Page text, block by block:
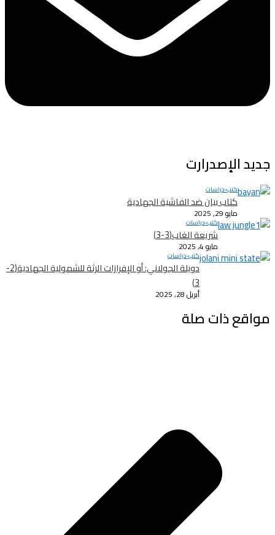
جديد الإصدرارت
كتب-دراسات
كتاب بيان ضد الفاشية الجهادية
مايو 29, 2025
كتب-دراسات
شريعة الغاب(3-3)
مايو 4, 2025
كتب-دراسات
دويلة الجولاني: أو الإفرازات الرثة للشمولية الجهادية(2-
3)
أبريل 28, 2025
مواقع ذات صلة